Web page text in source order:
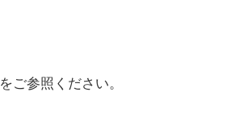
をご参照ください。